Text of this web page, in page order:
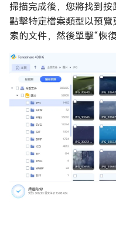
掃描完成後，您將找到
點擊特定檔案類型以預
索的文件，然後單擊“恢復